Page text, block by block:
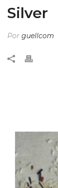
Silver
Por guellcom